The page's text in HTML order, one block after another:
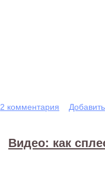
2 комментария
Видео: как